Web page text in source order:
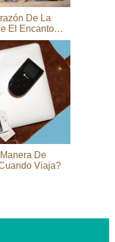
De La
El Encanto
Napa
De
Viaja?